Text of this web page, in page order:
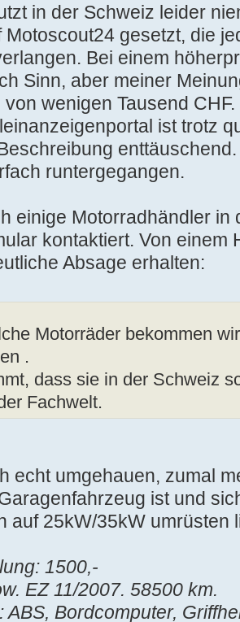
in der Schweiz leider
Motoscout24 gesetzt, die
Bei einem
Sinn, aber meiner
von wenigen Tausend
ist trotz
runtergegangen.
einige Motorradhändler in
kontaktiert. Von einem
Absage erhalten:
Motorräder bekommen
.
dass sie in der Schweiz
Fachwelt.
echt umgehauen, zumal
ist und
auf 25kW/35kW umrüsten
1500,-
EZ 11/2007. 58500 km.
ABS, Bordcomputer,